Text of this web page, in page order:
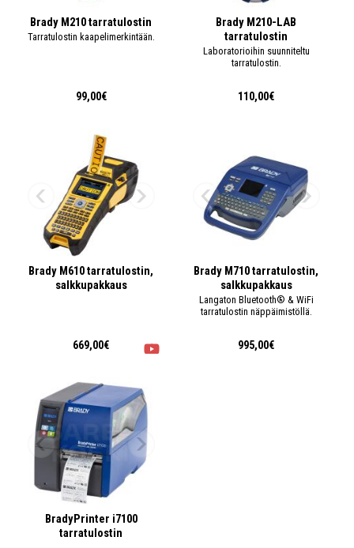
Brady M210 tarratulostin
Tarratulostin kaapelimerkintään.
99,00€
Brady M210-LAB
tarratulostin
Laboratorioihin suunniteltu
tarratulostin.
110,00€
Brady M610 tarratulostin,
salkkupakkaus
669,00€
Brady M710 tarratulostin,
salkkupakkaus
Langaton Bluetooth® & WiFi
tarratulostin näppäimistöllä.
995,00€
BradyPrinter i7100
tarratulostin